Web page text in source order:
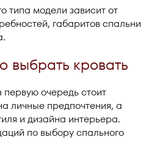
типа модели зависит от
габаритов спальни
выбрать кровать
первую очередь стоит
личные предпочтения, а
и дизайна интерьера.
по выбору спального